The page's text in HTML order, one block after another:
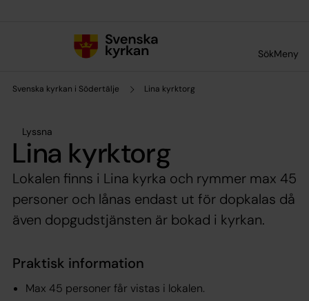
SökMeny
Svenska kyrkan i Södertälje Lina kyrktorg
Lyssna
Lina kyrktorg
Lokalen finns i Lina kyrka och rymmer max 45
personer och lånas endast ut för dopkalas då
även dopgudstjänsten är bokad i kyrkan.
Praktisk information
Max 45 personer får vistas i lokalen.